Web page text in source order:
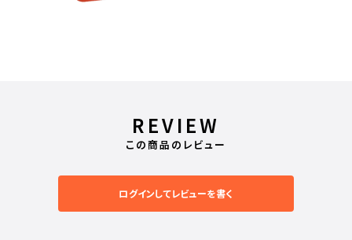
REVIEW
この商品のレビュー
ログインしてレビューを書く